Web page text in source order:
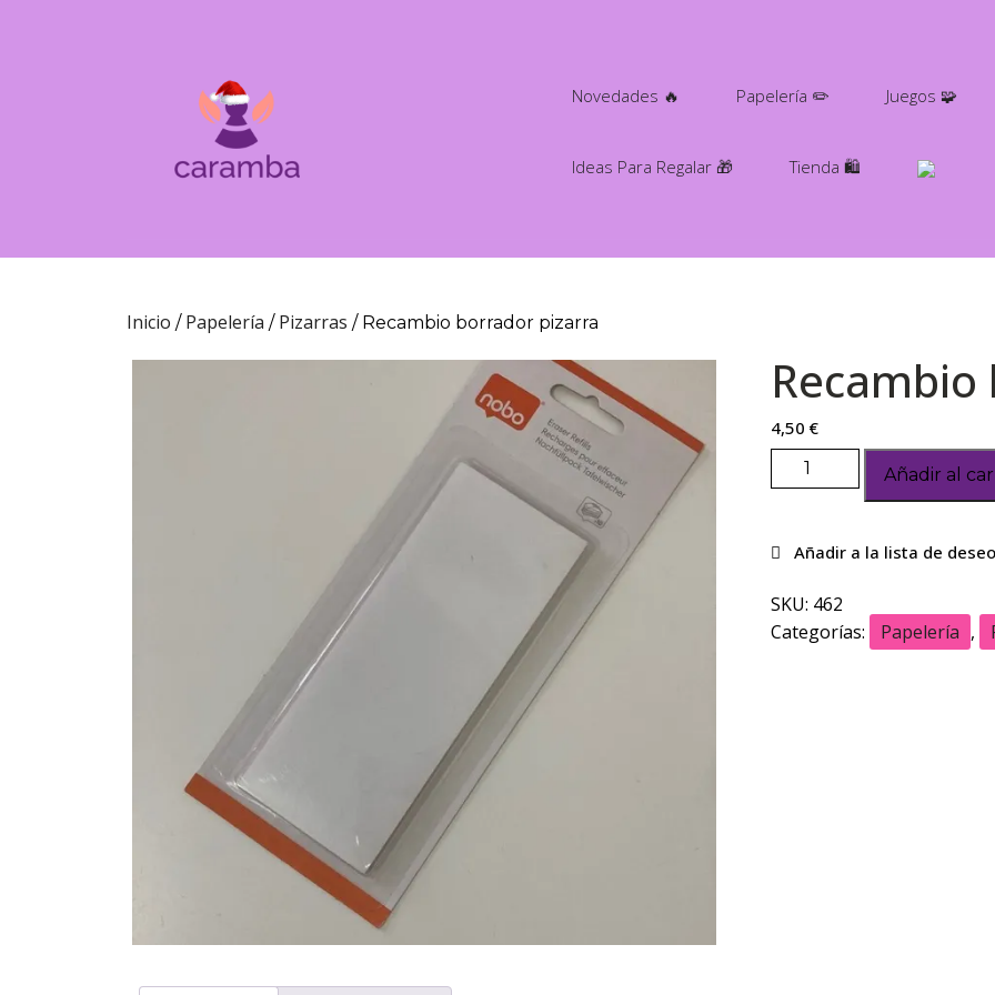
Novedades 🔥 Papelería ✏️ Juegos 🧩
Ideas Para Regalar 🎁 Tienda 🛍️
Inicio / Papelería / Pizarras / Recambio borrador pizarra
4,50€
Añadir al
SKU: 462
Categorías:
Papelería ,